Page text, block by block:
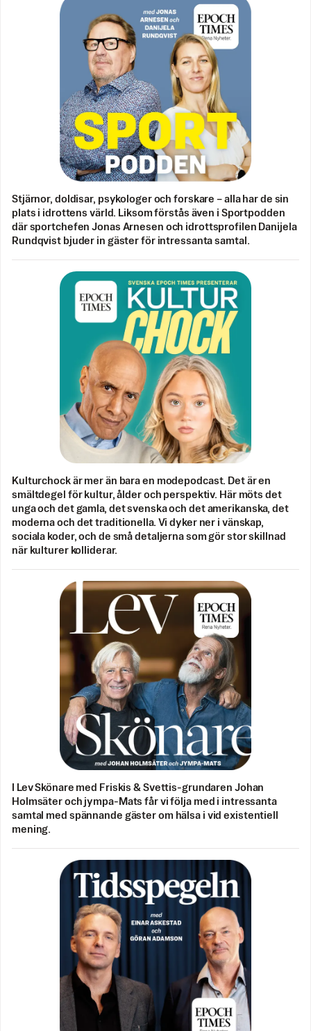
Stjärnor, doldisar, psykologer och forskare – alla har de sin
plats i idrottens värld. Liksom förstås även i Sportpodden
där sportchefen Jonas Arnesen och idrottsprofilen Danijela
Rundqvist bjuder in gäster för intressanta samtal.
Kulturchock är mer än bara en modepodcast. Det är en
smältdegel för kultur, ålder och perspektiv. Här möts det
unga och det gamla, det svenska och det amerikanska, det
moderna och det traditionella. Vi dyker ner i vänskap,
sociala koder, och de små detaljerna som gör stor skillnad
när kulturer kolliderar.
I Lev Skönare med Friskis & Svettis-grundaren Johan
Holmsäter och jympa-Mats får vi följa med i intressanta
samtal med spännande gäster om hälsa i vid existentiell
mening.